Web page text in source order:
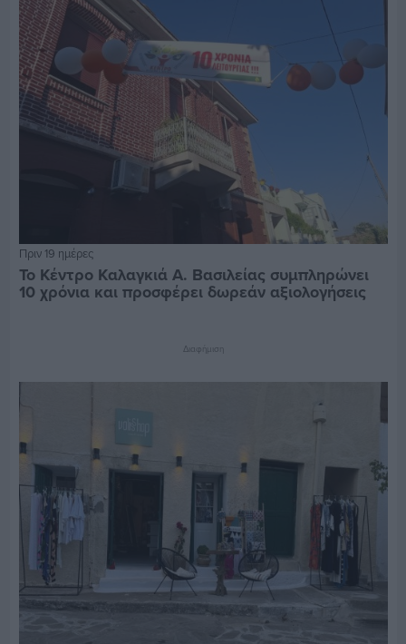
Πριν 19 ημέρες
Το Κέντρο Καλαγκιά Α. Βασιλείας συμπληρώνει
10 χρόνια και προσφέρει δωρεάν αξιολογήσεις
Διαφήμιση